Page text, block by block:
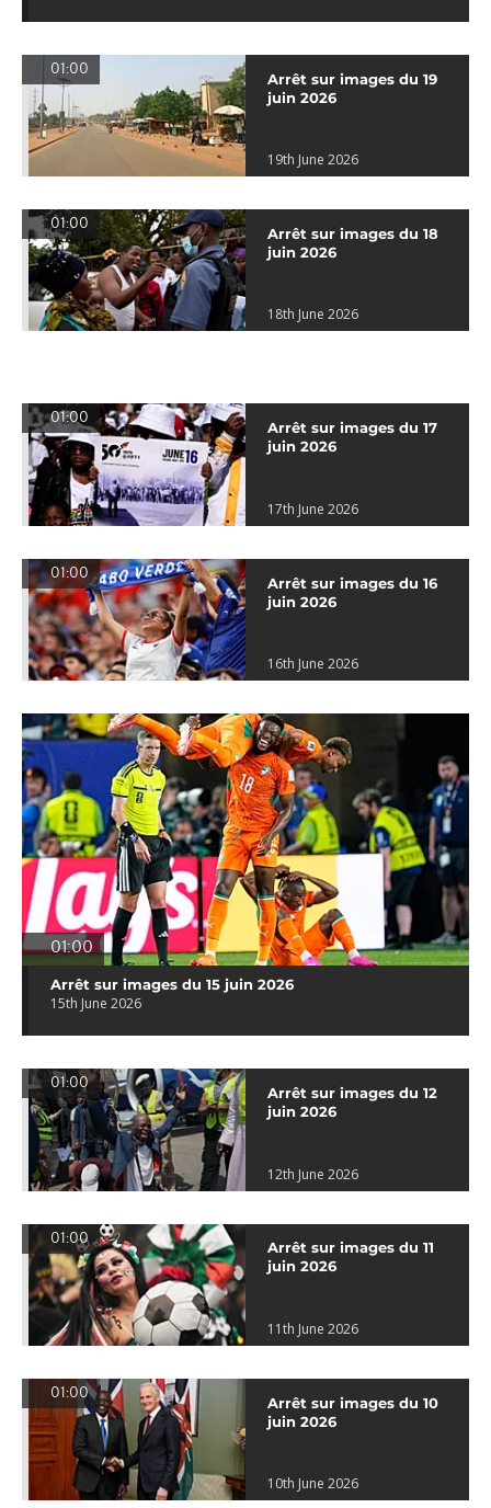
01:00
Arrêt sur images du 19
juin 2026
19th June 2026
01:00
Arrêt sur images du 18
juin 2026
18th June 2026
01:00
Arrêt sur images du 17
juin 2026
17th June 2026
01:00
Arrêt sur images du 16
juin 2026
16th June 2026
01:00
Arrêt sur images du 15 juin 2026
15th June 2026
01:00
Arrêt sur images du 12
juin 2026
12th June 2026
01:00
Arrêt sur images du 11
juin 2026
11th June 2026
01:00
Arrêt sur images du 10
juin 2026
10th June 2026